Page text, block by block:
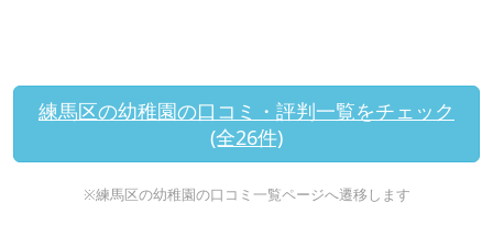
練馬区の幼稚園の口コミ・評判一覧をチェック
(全26件)
※練馬区の幼稚園の口コミ一覧ページへ遷移します